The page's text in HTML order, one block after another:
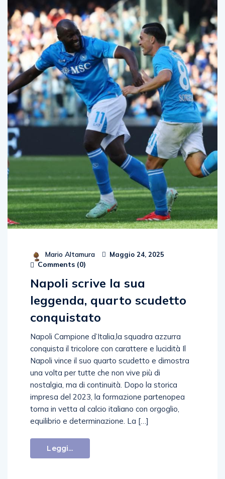
Mario Altamura Maggio 24, 2025
Comments (0)
Napoli scrive la sua
leggenda, quarto scudetto
conquistato
Napoli Campione d’Italia,la squadra azzurra
conquista il tricolore con carattere e lucidità Il
Napoli vince il suo quarto scudetto e dimostra
una volta per tutte che non vive più di
nostalgia, ma di continuità. Dopo la storica
impresa del 2023, la formazione partenopea
torna in vetta al calcio italiano con orgoglio,
equilibrio e determinazione. La […]
Leggi...